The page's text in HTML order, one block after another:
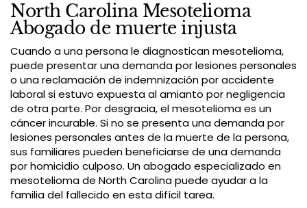
North Carolina Mesotelioma
Abogado de muerte injusta
Cuando a una persona le diagnostican mesotelioma,
puede presentar una demanda por lesiones personales
o una reclamación de indemnización por accidente
laboral si estuvo expuesta al amianto por negligencia
de otra parte. Por desgracia, el mesotelioma es un
cáncer incurable. Si no se presenta una demanda por
lesiones personales antes de la muerte de la persona,
sus familiares pueden beneficiarse de una demanda
por homicidio culposo. Un abogado especializado en
mesotelioma de North Carolina puede ayudar a la
familia del fallecido en esta difícil tarea.